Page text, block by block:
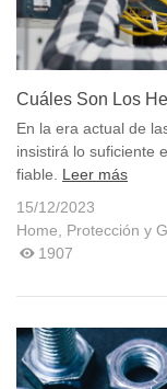
Cuáles Son Los
guía completa
En la era actual de
insistirá lo suficiente
fiable.
Leer más
15/12/2023
Home
Protección y
1907